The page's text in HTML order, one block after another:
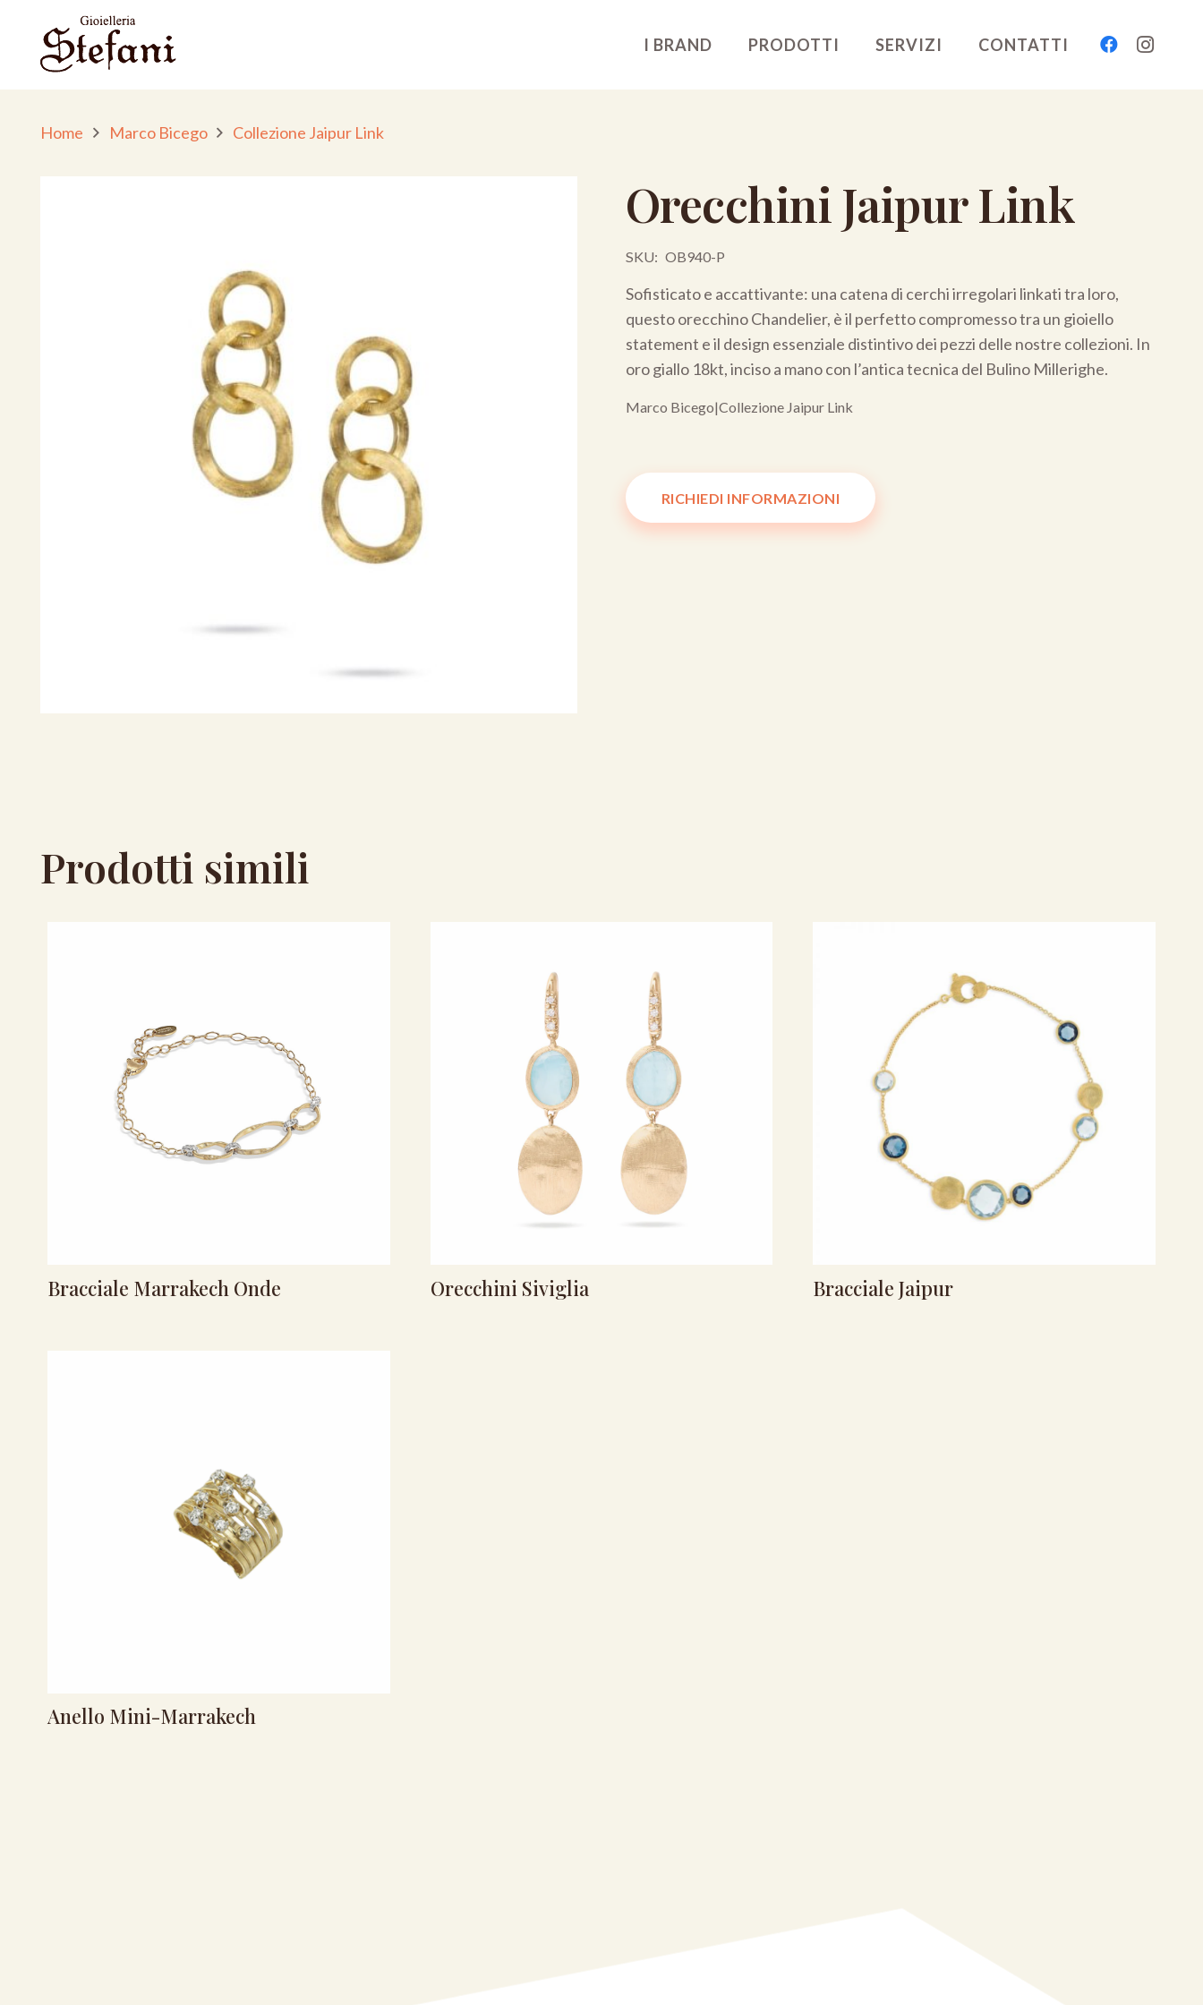
I BRAND PRODOTTI SERVIZI CONTATTI
Home Marco Bicego Collezione Jaipur Link
Orecchini Jaipur Link
SKU: OB940-P
Sofisticato e accattivante: una catena di cerchi irregolari linkati tra loro,
questo orecchino Chandelier, è il perfetto compromesso tra un gioiello
statement e il design essenziale distintivo dei pezzi delle nostre collezioni. In
oro giallo 18kt, inciso a mano con l’antica tecnica del Bulino Millerighe.
Marco Bicego|Collezione Jaipur Link
RICHIEDI INFORMAZIONI
Prodotti simili
Bracciale Marrakech Onde Orecchini Siviglia Bracciale Jaipur
Anello Mini-Marrakech